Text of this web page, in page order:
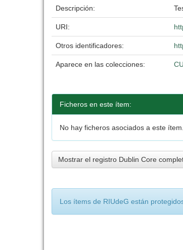
Descripción:
URI:
Otros identificadores:
Aparece en las colecciones:
Ficheros en este ítem:
No hay ficheros asociados a este ítem.
Mostrar el registro Dublin Core
Los ítems de RIUdeG están